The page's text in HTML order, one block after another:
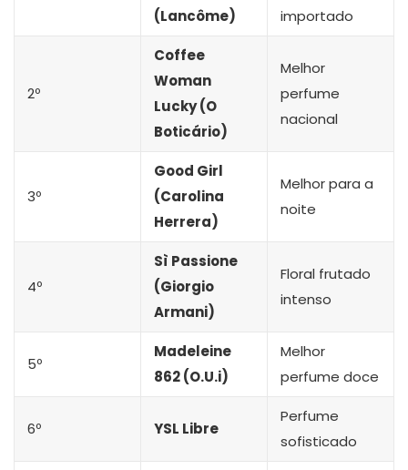
(Lancôme)
importado
2º
Coffee
Woman
Lucky (O
Boticário)
Melhor
perfume
nacional
3º
Good Girl
(Carolina
Herrera)
Melhor para a
noite
4º
Sì Passione
(Giorgio
Armani)
Floral frutado
intenso
5º
Madeleine
862 (O.U.i)
Melhor
perfume doce
6º YSL Libre
Perfume
sofisticado